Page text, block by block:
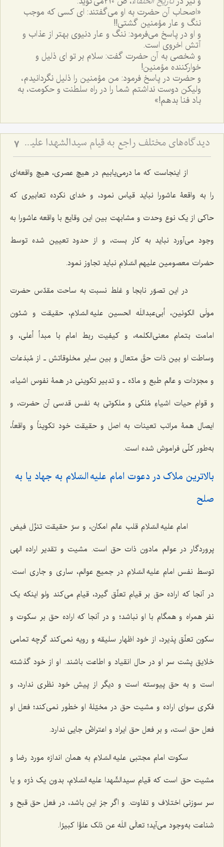
«اصحاب آن حضرت به او می‌گفتند: ای کسی که موجب
ننگ و عار مؤمنین گشتی!!
و او در پاسخ می‌فرمود: ننگ و عار دنیوی بهتر از عذاب و
آتش اخروی است.
و شخصی به آن حضرت گفت: سلام بر تو ای ذلیل و
خوارکننده مؤمنین!
و حضرت در پاسخ فرمود: من مؤمنین را ذلیل نگردانیدم،
ولیکن دوست نداشتم شما را در راه سلطنت و حکومت، به
باد فنا بدهم!»
دیدگاه‌های مختلف راجع به قیام سیدالشهدا علیه السلام - بررسی اجمالی هدف قیام امام حسین علیه‌السلام 7
از اینجاست که ما درمی‌یابیم در هیچ عصری، هیچ واقعه‌ای
را به واقعۀ عاشورا نباید قیاس نمود، و خدای نکرده تعابیری که
حاکی از یک نوع وحدت و مشابهت بین این وقایع با واقعه عاشورا به
وجود می‌آورد نباید به کار بست، و از حدود تعیین شده توسط
حضرات معصومین علیهم السّلام نباید تجاوز نمود.
در این تصوّر نابجا و غلط نسبت به ساحت مقدّس حضرت
مولَی الکونین، أبی‌عبداللَه الحسین علیه السّلام، حقیقت و شئون
امامت بتمام معنی‌الکلمه، و کیفیت ربط امام با مبدأ أعلی، و
وساطت او بین ذات حقّ متعال و بین سایر مخلوقاتش ـ از مُبدَعات
و مجرّدات و عالم طبع و مادّه ـ و تدبیر تکوینی در همۀ نفوس اشیاء،
و قوام حیات اشیاءِ مُلکی و ملکوتی به نفس قدسی آن حضرت، و
ایصال همۀ مراتب تعینات به اصل و حقیقت خود تکویناً و واقعاً،
به‌طور کلّی فراموش شده است.
بالاترین ملاک در دعوت امام علیه السّلام به جهاد یا به
صلح‌
امام علیه السّلام قلب عالم امکان، و سرّ حقیقت تنزّل فیض
پروردگار در عوالم مادون ذات حق است. مشیت و تقدیر اراده الهی
توسط نفس امام علیه السّلام در جمیع عوالم، ساری و جاری است.
در آنجا که اراده حق بر قیام تعلّق گیرد، قیام می‌کند ولو اینکه یک
نفر همراه و همگام با او نباشد؛ و در آنجا که اراده حق بر سکوت و
سکون تعلّق پذیرد، از خود اظهار سلیقه و رویه نمی‌کند گرچه تمامی
خلایق پشت سر او در حال انقیاد و اطاعت باشند. او از خود گذشته
است و به حق پیوسته است و دیگر از پیش خود نظری ندارد، و
فکری سوای اراده و مشیت حق در مخیّلۀ او خطور نمی‌کند؛ فعل او
فعل حق است، و بر فعل حق ایراد و اعتراضْ جایی ندارد.
سکوت امام مجتبی علیه السّلام به همان اندازه مورد رضا و
مشیت حق است که قیام سیدالشّهدا علیه السّلام، بدون یک ذرّه و یا
سر سوزنی اختلاف و تفاوت. و اگر جز این باشد، در فعل حق قبح و
شناعت به‌وجود می‌آید؛ تعالَی اللَه عن ذلک علوًّا کبیرًا.